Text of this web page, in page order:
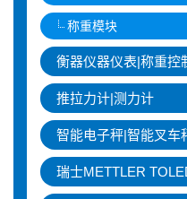
称重模块
衡器仪器仪表|称重控
推拉力计|测力计
智能电子秤|智能叉车
瑞士METTLER